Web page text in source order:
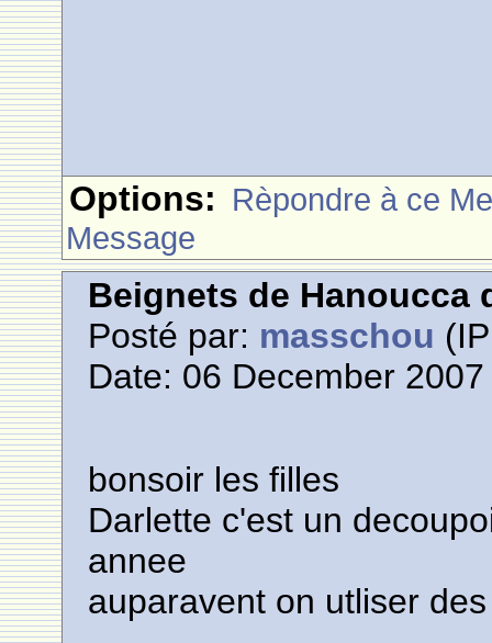
Options: Rèpondre à ce
Message
Beignets de Hanoucca
Posté par: masschou
Date: 06 December
bonsoir les filles
Darlette c'est un
annee
auparavent on utliser